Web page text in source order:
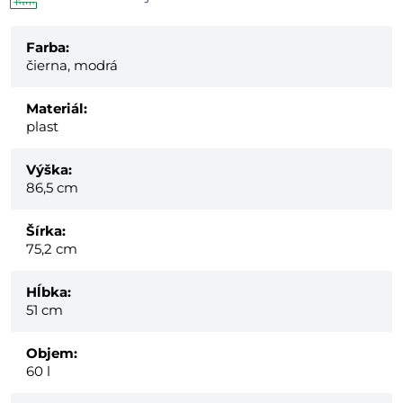
Farba:
čierna, modrá
Materiál:
plast
Výška:
86,5 cm
Šírka:
75,2 cm
Hĺbka:
51 cm
Objem:
60 l